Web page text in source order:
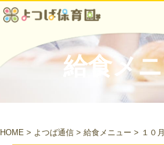
給食メ
HOME > よつば通信 > 給食メニュー > １０